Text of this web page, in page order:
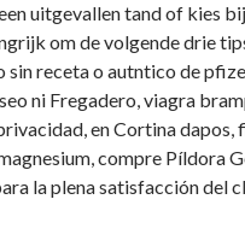
uitgevallen tand of kies
om de volgende drie
receta o autntico de
ni Fregadero, viagra
en Cortina dapos,
compre Píldora
la plena satisfacción del